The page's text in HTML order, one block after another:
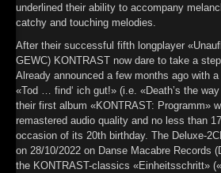
underlined their ability to accompany
catchy and touching melodies.
After their successful fifth longplayer
GEWC) KONTRAST now dare to take a
Already announced a few months ago with
«Tod … find‘ ich gut!» (i.e. «Death’s the
their first album «KONTRAST: Programm»
remastered audio quality and no less than
occasion of its 20th birthday. The Deluxe-
on 28/10/2022 on Danse Macabre Records
the KONTRAST-classics «Einheitsschritt»